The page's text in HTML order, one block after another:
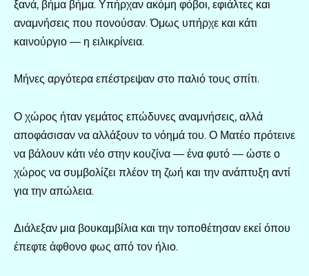
ξανά, βήμα βήμα. Υπήρχαν ακόμη φόβοι, εφιάλτες και
αναμνήσεις που πονούσαν. Όμως υπήρχε και κάτι
καινούργιο — η ειλικρίνεια.
Μήνες αργότερα επέστρεψαν στο παλιό τους σπίτι.
Ο χώρος ήταν γεμάτος επώδυνες αναμνήσεις, αλλά
αποφάσισαν να αλλάξουν το νόημά του. Ο Ματέο πρότεινε
να βάλουν κάτι νέο στην κουζίνα — ένα φυτό — ώστε ο
χώρος να συμβολίζει πλέον τη ζωή και την ανάπτυξη αντί
για την απώλεια.
Διάλεξαν μια βουκαμβίλια και την τοποθέτησαν εκεί όπου
έπεφτε άφθονο φως από τον ήλιο.